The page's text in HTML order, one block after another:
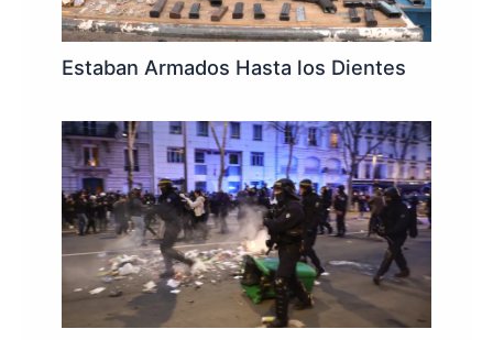
Estaban Armados Hasta los Dientes